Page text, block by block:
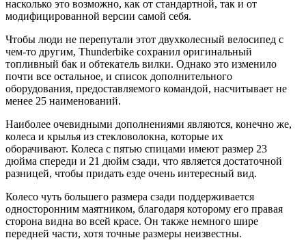
насколько это возможно, как от стандартной, так и от
модифицированной версии самой себя.
Чтобы люди не перепутали этот двухколесный велосипед с
чем-то другим, Thunderbike сохранил оригинальный
топливный бак и обтекатель вилки. Однако это изменило
почти все остальное, и список дополнительного
оборудования, предоставляемого командой, насчитывает не
менее 25 наименований.
Наиболее очевидными дополнениями являются, конечно же,
колеса и крылья из стекловолокна, которые их
оборачивают. Колеса с пятью спицами имеют размер 23
дюйма спереди и 21 дюйм сзади, что является достаточной
разницей, чтобы придать езде очень интересный вид.
Колесо чуть большего размера сзади поддерживается
односторонним маятником, благодаря которому его правая
сторона видна во всей красе. Он также немного шире
передней части, хотя точные размеры неизвестны.